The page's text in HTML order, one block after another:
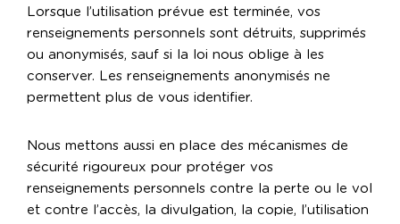
Lorsque l’utilisation prévue est terminée, vos
renseignements personnels sont détruits, supprimés
ou anonymisés, sauf si la loi nous oblige à les
conserver. Les renseignements anonymisés ne
permettent plus de vous identifier.
Nous mettons aussi en place des mécanismes de
sécurité rigoureux pour protéger vos
renseignements personnels contre la perte ou le vol
et contre l’accès, la divulgation, la copie, l’utilisation